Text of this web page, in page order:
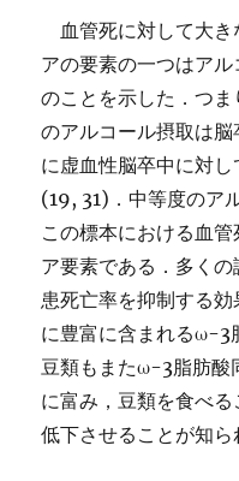
血管死に対して大き
アの要素の一つはア
のことを示した．つ
のアルコール摂取は
に虚血性脳卒中に対
(19, 31)．中等度のア
この標本における血
ア要素である．多く
患死亡率を抑制する
に豊富に含まれるω-3
豆類もまたω-3脂肪酸
に富み，豆類を食べ
低下させることが知ら